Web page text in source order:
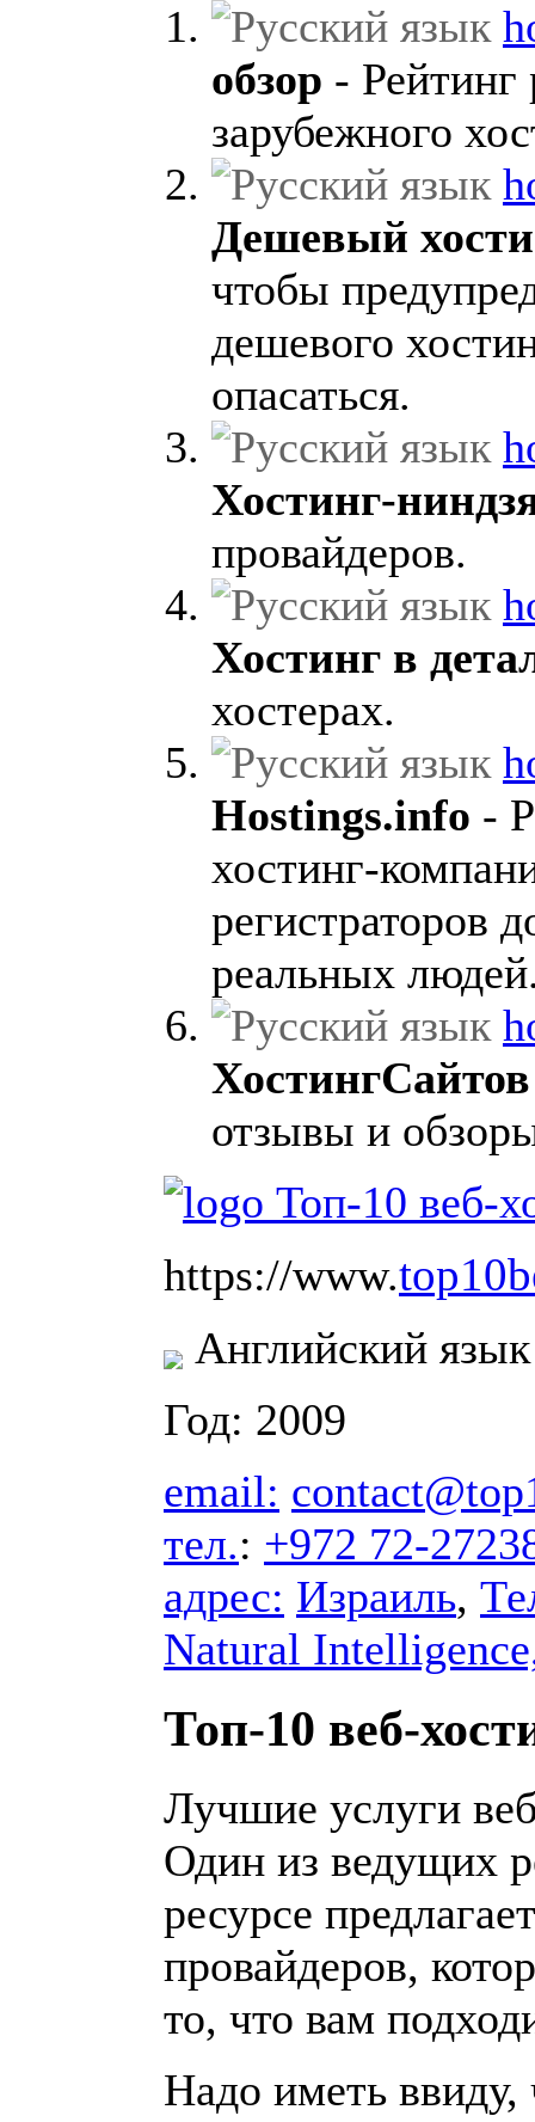
обзор - Рейтинг
зарубежного
Дешевый
чтобы
дешевого
опасаться.
Хостинг-
провайдеров.
Хостинг в
хостерах.
Hostings.info -
хостинг-
регистраторов
реальных
ХостингСайтов
отзывы и
https://www.
Английский язык
Год: 2009
email:
тел.: +972 72-
адрес: Израиль,
Natural
Топ-10 веб-
Лучшие услуги
Один из ведущих
ресурсе
провайдеров,
то, что вам
Надо иметь ввиду,